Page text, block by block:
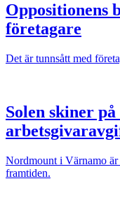
Oppositionens
företagare
Det är tunnsått med
Solen skiner
Nordmount i Värnamo är
framtiden.